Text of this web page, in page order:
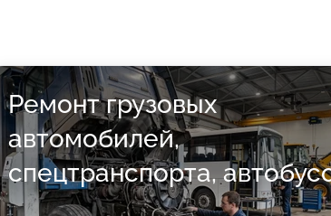
Ремонт грузовых
автомобилей,
спецтранспорта,